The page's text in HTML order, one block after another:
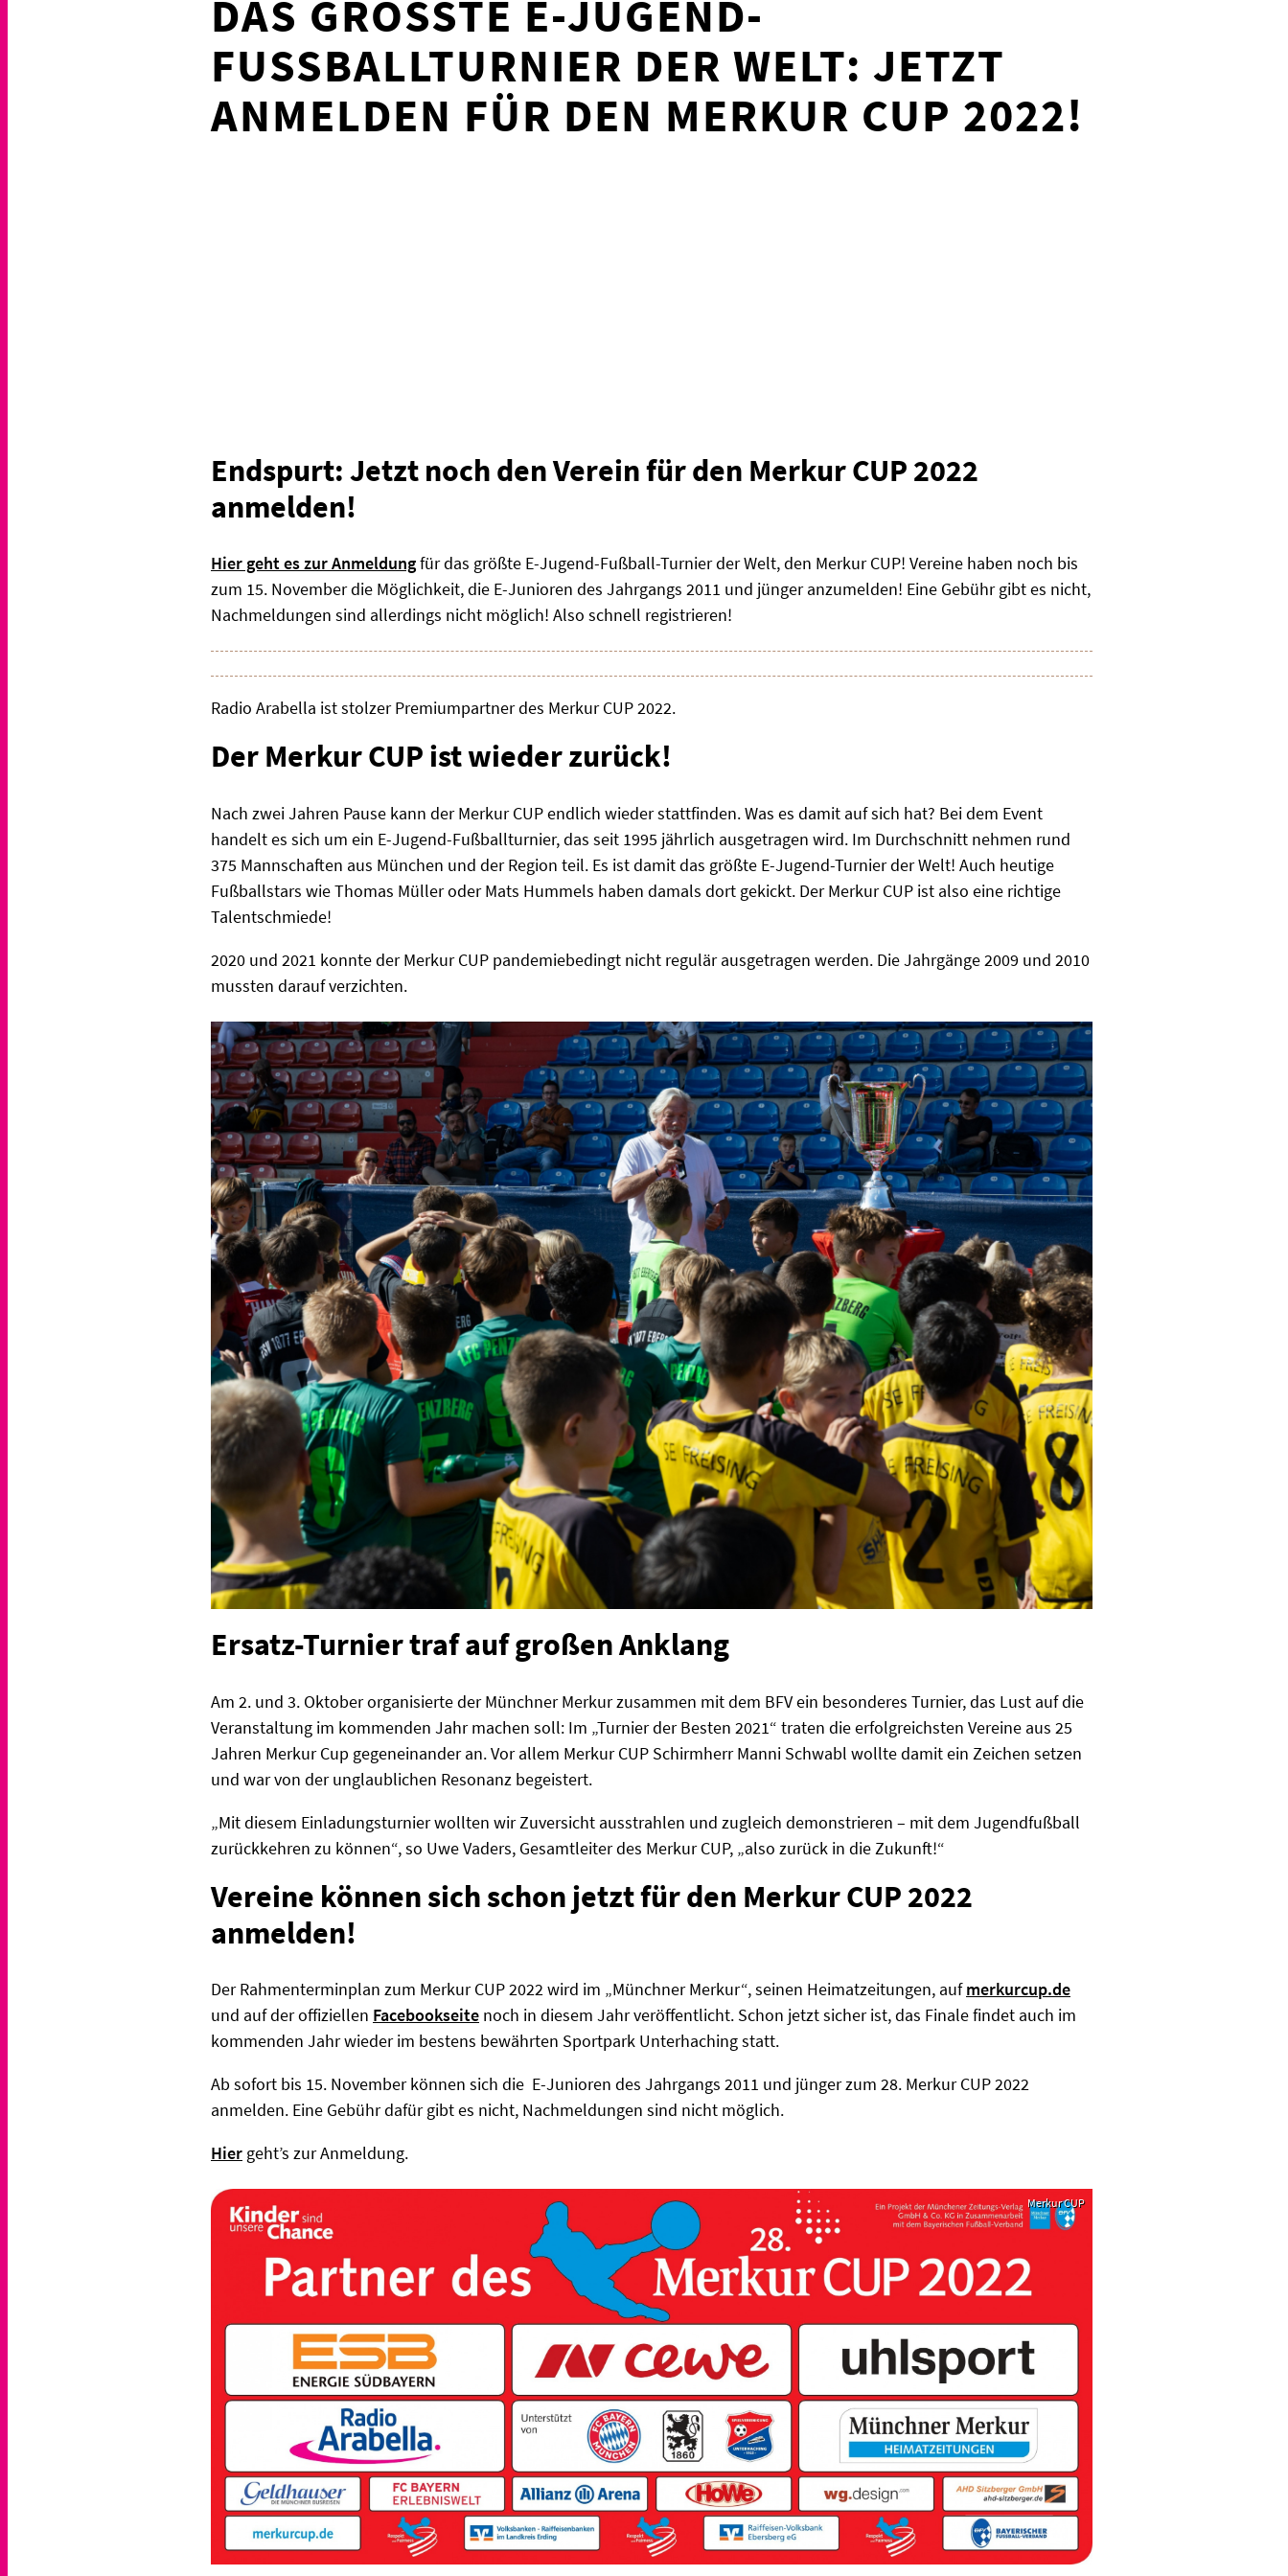
DAS GRÖSSTE E-JUGEND-F
USSBALLTURNIER DER WELT: JETZT AN
MELDEN FÜR DEN MERKUR CUP 2022!
Endspurt: Jetzt noch den Verein für den Merkur CUP 2022
anmelden!
Hier geht es zur Anmeldungfür das größte E-Jugend-Fußball-Turnier der Welt, den Merkur CUP! Vereine haben noch bis
zum 15. November die Möglichkeit, die E-Junioren des Jahrgangs 2011 und jünger anzumelden! Eine Gebühr gibt es nicht,
Nachmeldungen sind allerdings nicht möglich! Also schnell registrieren!
Radio Arabella ist stolzer Premiumpartner des Merkur CUP 2022.
Der Merkur CUP ist wieder zurück!
Nach zwei Jahren Pause kann der Merkur CUP endlich wieder stattfinden. Was es damit auf sich hat? Bei dem Event
handelt es sich um ein E-Jugend-Fußballturnier, das seit 1995 jährlich ausgetragen wird. Im Durchschnitt nehmen rund
375 Mannschaften aus München und der Region teil. Es ist damit das größte E-Jugend-Turnier der Welt! Auch heutige
Fußballstars wie Thomas Müller oder Mats Hummels haben damals dort gekickt. Der Merkur CUP ist also eine richtige
Talentschmiede!
2020 und 2021 konnte der Merkur CUP pandemiebedingt nicht regulär ausgetragen werden. Die Jahrgänge 2009 und 2010
mussten darauf verzichten.
Ersatz-Turnier traf auf großen Anklang
Am 2. und 3. Oktober organisierte der Münchner Merkur zusammen mit dem BFV ein besonderes Turnier, das Lust auf die
Veranstaltung im kommenden Jahr machen soll: Im „Turnier der Besten 2021“ traten die erfolgreichsten Vereine aus 25
Jahren Merkur Cup gegeneinander an. Vor allem Merkur CUP Schirmherr Manni Schwabl wollte damit ein Zeichen setzen
und war von der unglaublichen Resonanz begeistert.
„Mit diesem Einladungsturnier wollten wir Zuversicht ausstrahlen und zugleich demonstrieren – mit dem Jugendfußball
zurückkehren zu können“, so Uwe Vaders, Gesamtleiter des Merkur CUP, „also zurück in die Zukunft!“
Vereine können sich schon jetzt für den Merkur CUP 2022
anmelden!
Der Rahmenterminplan zum Merkur CUP 2022 wird im „Münchner Merkur“, seinen Heimatzeitungen, aufmerkurcup.de
und auf der offiziellen Facebookseite noch in diesem Jahr veröffentlicht. Schon jetzt sicher ist, das Finale findet auch im
kommenden Jahr wieder im bestens bewährten Sportpark Unterhaching statt.
Ab sofort bis 15. November können sich die E-Junioren des Jahrgangs 2011 und jünger zum 28. Merkur CUP 2022
anmelden. Eine Gebühr dafür gibt es nicht, Nachmeldungen sind nicht möglich.
Hier geht’s zur Anmeldung.
Merkur CUP